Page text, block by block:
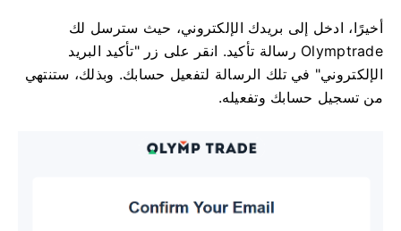
أخيرًا، ادخل إلى بريدك الإلكتروني، حيث سترسل لك
Olymptrade رسالة تأكيد. انقر على زر "تأكيد البريد
الإلكتروني" في تلك الرسالة لتفعيل حسابك. وبذلك، ستنتهي
من تسجيل حسابك وتفعيله.